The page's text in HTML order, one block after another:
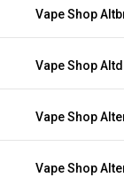
Vape Shop
Vape Shop
Vape Shop
Vape Shop